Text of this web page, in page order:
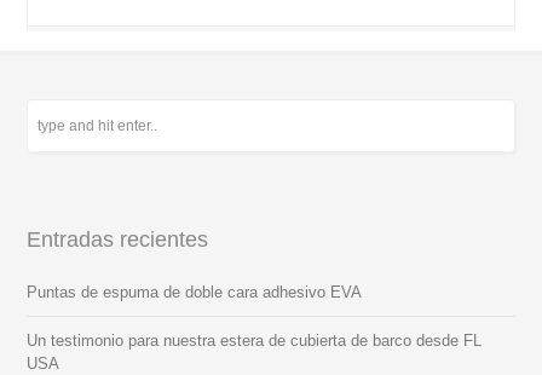
Entradas recientes
Puntas de espuma de doble cara adhesivo EVA
Un testimonio para nuestra estera de cubierta de barco desde FL
USA